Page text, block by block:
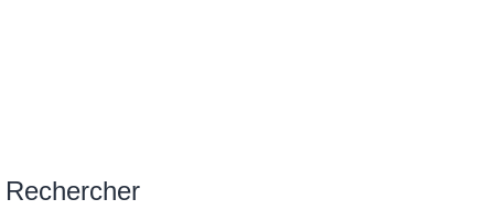
Rechercher